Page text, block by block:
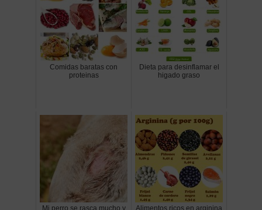
Comidas baratas con
proteinas
Dieta para desinflamar el
higado graso